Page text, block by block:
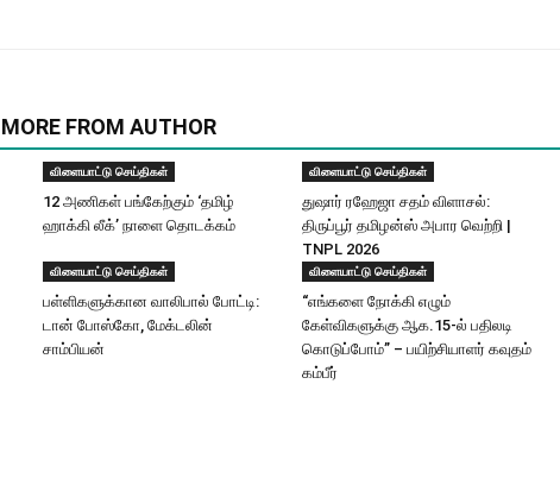
MORE FROM AUTHOR
விளையாட்டு செய்திகள்
12 அணிகள் பங்கேற்கும் ‘தமிழ்
ஹாக்கி லீக்’ நாளை தொடக்கம்
விளையாட்டு செய்திகள்
துஷார் ரஹேஜா சதம் விளாசல்:
திருப்பூர் தமிழன்ஸ் அபார வெற்றி |
TNPL 2026
விளையாட்டு செய்திகள்
பள்ளிகளுக்கான வாலிபால் போட்டி:
டான் போஸ்கோ, மேக்டலின்
சாம்பியன்
விளையாட்டு செய்திகள்
“எங்களை நோக்கி எழும்
கேள்விகளுக்கு ஆக.15-ல் பதிலடி
கொடுப்போம்” – பயிற்சியாளர் கவுதம்
கம்பீர்